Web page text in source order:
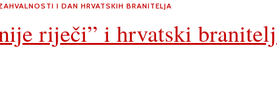
I DAN HRVATSKIH BRANITELJA
riječi” i hrvatski